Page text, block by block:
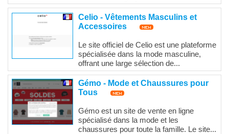
Celio - Vêtements Masculins et
Accessoires
Le site officiel de Celio est une plateforme
spécialisée dans la mode masculine,
offrant une large sélection de...
Gémo - Mode et Chaussures pour
Tous
Gémo est un site de vente en ligne
spécialisé dans la mode et les
chaussures pour toute la famille. Le site...